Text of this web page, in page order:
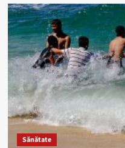
Sănătate